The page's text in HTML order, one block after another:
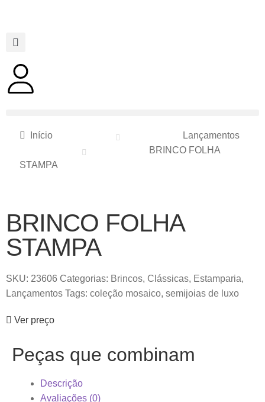
Início
Lançamentos
BRINCO FOLHA
STAMPA
BRINCO FOLHA
STAMPA
SKU: 23606 Categorias: Brincos, Clássicas, Estamparia,
Lançamentos Tags: coleção mosaico, semijoias de luxo
Ver preço
Peças que combinam
Descrição
Avaliações (0)